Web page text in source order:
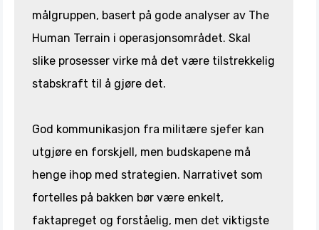
målgruppen, basert på gode analyser av The
Human Terrain i operasjonsområdet. Skal
slike prosesser virke må det være tilstrekkelig
stabskraft til å gjøre det.
God kommunikasjon fra militære sjefer kan
utgjøre en forskjell, men budskapene må
henge ihop med strategien. Narrativet som
fortelles på bakken bør være enkelt,
faktapreget og forståelig, men det viktigste